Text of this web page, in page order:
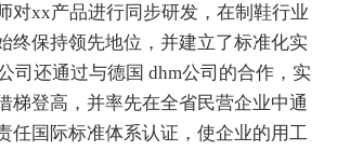
对xx产品进行同步研发，在制鞋行业
终保持领先地位，并建立了标准化实
司还通过与德国 dhm公司的合作，实
梯登高，并率先在全省民营企业中通
任国际标准体系认证，使企业的用工